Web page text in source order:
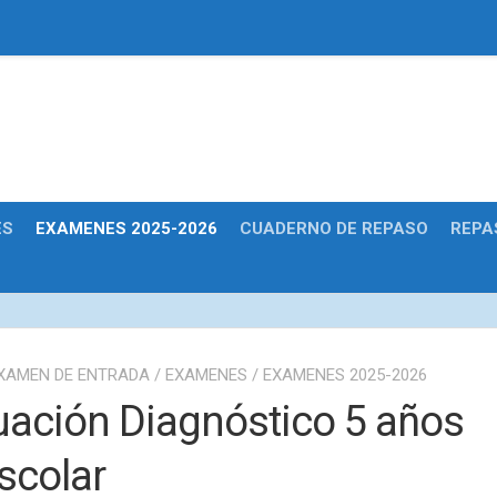
EXAMENES 2025-2026 CUADERNO DE REPASO
DE ENTRADA / EXAMENES / EXAMENES 2025-2026
Diagnóstico 5 años